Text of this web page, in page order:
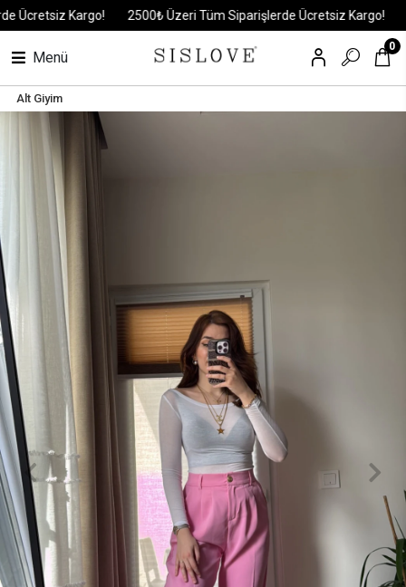
Ücretsiz Kargo! 2500₺ Üzeri Tüm Siparişlerde Ücretsiz Kargo!
Menü
0
Alt Giyim